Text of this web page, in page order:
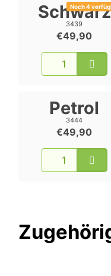
Noch 4
Schwarz
3439
€49,90
Petrol
3444
€49,90